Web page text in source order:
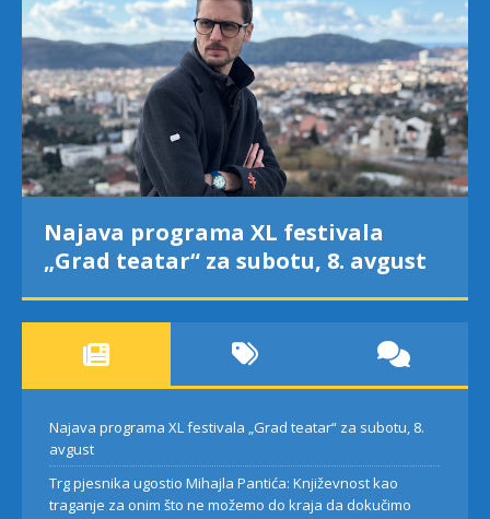
Najava programa XL festivala
„Grad teatar“ za subotu, 8. avgust
Najava programa XL festivala „Grad teatar“ za subotu, 8.
avgust
Trg pjesnika ugostio Mihajla Pantića: Književnost kao
traganje za onim što ne možemo do kraja da dokučimo